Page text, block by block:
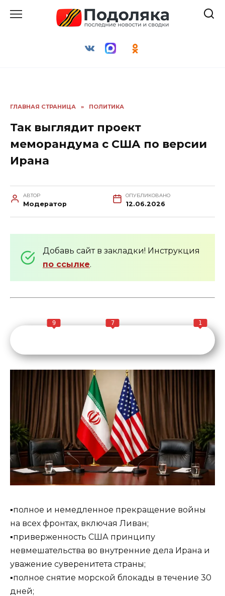
ГЛАВНАЯ СТРАНИЦА » ПОЛИТИКА
Так выглядит проект
меморандума с США по версии
Ирана
АВТОР
Модератор
ОПУБЛИКОВАНО
12.06.2026
Добавь сайт в закладки! Инструкция
по ссылке.
9 7 1
▪️полное и немедленное прекращение войны
на всех фронтах, включая Ливан;
▪️приверженность США принципу
невмешательства во внутренние дела Ирана и
уважение суверенитета страны;
▪️полное снятие морской блокады в течение 30
дней;